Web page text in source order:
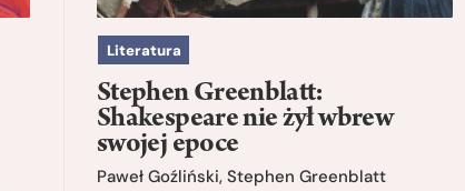
Literatura
Stephen Greenblatt:
Shakespeare nie żył wbrew
swojej epoce
Paweł Goźliński, Stephen Greenblatt